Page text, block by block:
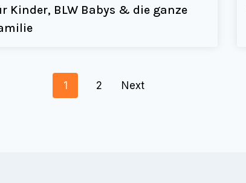
Kinder, BLW Babys & die ganze
Posts
1 2 Next